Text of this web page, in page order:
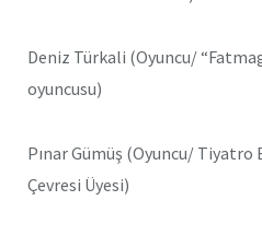
Deniz Türkali (Oyuncu/
oyuncusu)
Pınar Gümüş (Oyuncu/ Tiyatro
Çevresi Üyesi)